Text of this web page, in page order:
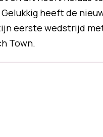
heeft de
eerste wedstrijd
Town.